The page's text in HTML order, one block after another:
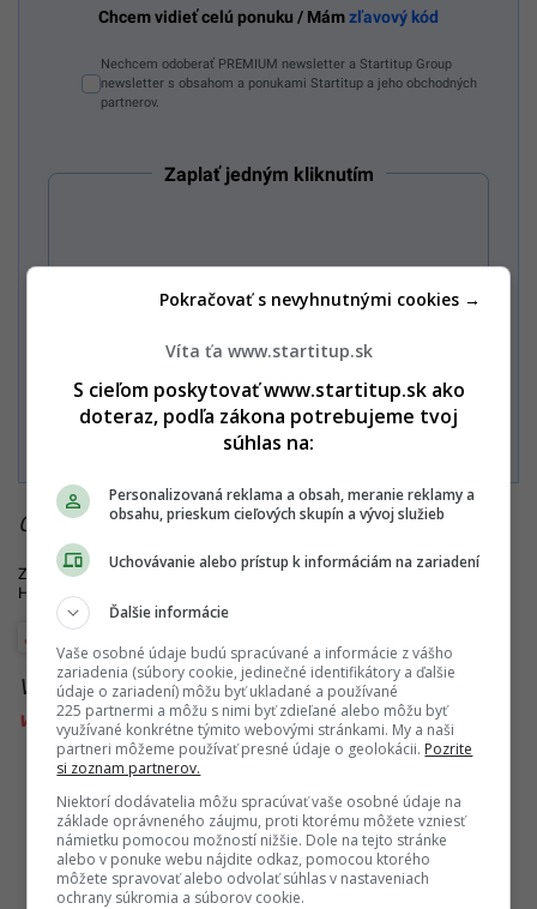
Chcem vidieť celú ponuku / Mámzľavový kód
Nechcem odoberať PREMIUM newsletter a Startitup Group
newsletter s obsahom a ponukami Startitup a jeho obchodných
partnerov.
Zaplať jedným kliknutím
Alebo
Súhlasím s Podmienkami ochrany súkromia, Podmienkami
používania , Všeobecnými obchodnými podmienkami
Podmienkami TrustPay.
Čítaj viac z kategórie:Zaujímavosti
Zdroje:JULSAVBA csusb Brides.com
Hack spirit
Viac k téme:ako odísť z toxického vzťahu ,toxický
vzťah,vzťah
Víta ťa www.startitup.sk
S cieľom poskytovať www.startitup.sk ako
doteraz, podľa zákona potrebujeme tvoj
súhlas na:
Personalizovaná reklama a obsah, meranie reklamy a
obsahu, prieskum cieľových skupín a vývoj služieb
Uchovávanie alebo prístup k informáciám na zariadení
Ďalšie informácie
Vaše osobné údaje budú spracúvané a informácie z vášho
zariadenia (súbory cookie, jedinečné identifikátory a ďalšie
údaje o zariadení) môžu byť ukladané a používané
225 partnermi a môžu s nimi byť zdieľané alebo môžu byť
využívané konkrétne týmito webovými stránkami. My a naši
partneri môžeme používať presné údaje o geolokácii. Pozrite
si zoznam partnerov.
Niektorí dodávatelia môžu spracúvať vaše osobné údaje na
základe oprávneného záujmu, proti ktorému môžete vzniesť
námietku pomocou možností nižšie. Dole na tejto stránke
alebo v ponuke webu nájdite odkaz, pomocou ktorého
môžete spravovať alebo odvolať súhlas v nastaveniach
ochrany súkromia a súborov cookie.
Pokračovať s nevyhnutnými cookies →